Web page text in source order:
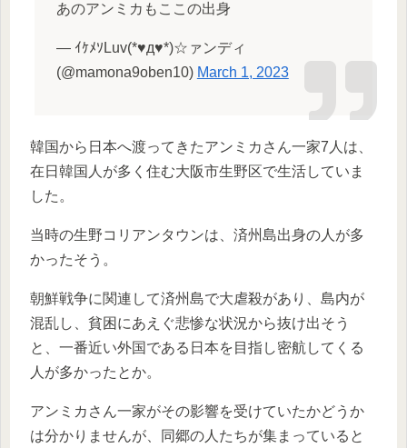
あのアンミカもここの出身
— ｲｹﾒｿLuv(*♥д♥*)☆ァンディ
(@mamona9oben10) March 1, 2023
韓国から日本へ渡ってきたアンミカさん一家7人は、
在日韓国人が多く住む大阪市生野区で生活していま
した。
当時の生野コリアンタウンは、済州島出身の人が多
かったそう。
朝鮮戦争に関連して済州島で大虐殺があり、島内が
混乱し、貧困にあえぐ悲惨な状況から抜け出そう
と、一番近い外国である日本を目指し密航してくる
人が多かったとか。
アンミカさん一家がその影響を受けていたかどうか
は分かりませんが、同郷の人たちが集まっていると